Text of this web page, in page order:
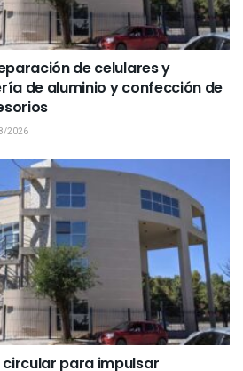
de celulares y
de aluminio y confección de
2026
para impulsar